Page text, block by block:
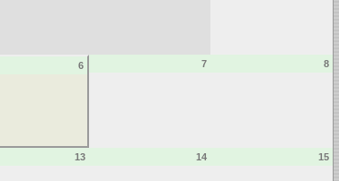
6 7 8
13 14 15